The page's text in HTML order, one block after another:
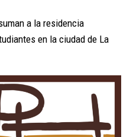
a la residencia
en la ciudad de La